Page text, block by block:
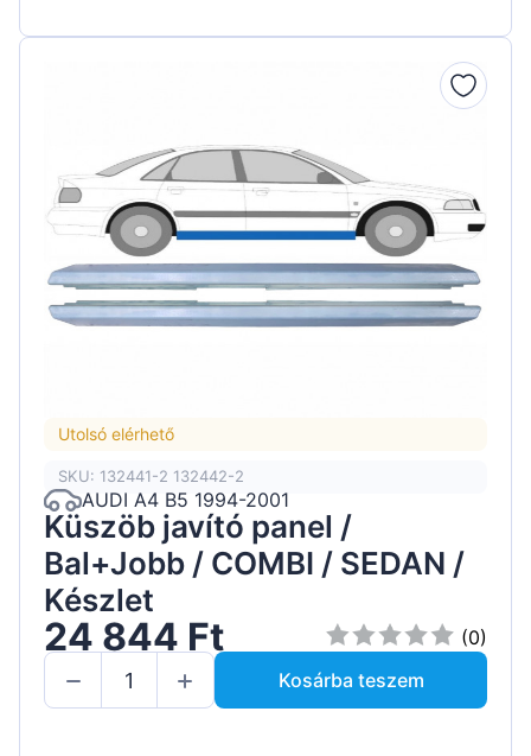
Utolsó elérhető
SKU: 132441-2 132442-2
AUDI A4 B5 1994-2001
Küszöb javító panel /
Bal+Jobb / COMBI / SEDAN /
Készlet
24 844 Ft
(0)
Kosárba teszem